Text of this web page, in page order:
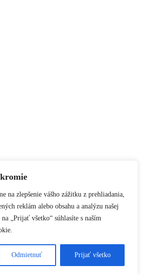
na zlepšenie vášho zážitku z prehliadania,
reklám alebo obsahu a analýzu našej
„Prijať všetko“ súhlasíte s naším
Odmietnuť Prijať všetko